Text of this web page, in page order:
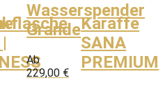
Wasserspender
Grande
Ab
229,00 €
Karaffe
SANA
PREMIUM